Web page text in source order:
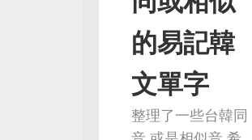
的易記韓
文單字
整理了一些台韓同